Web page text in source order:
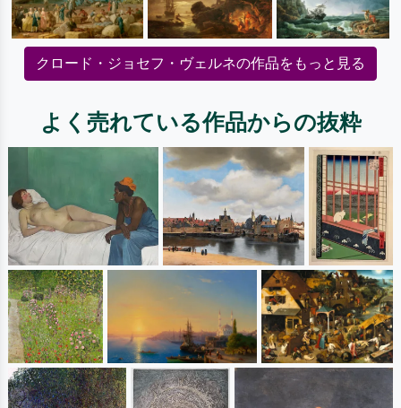
クロード・ジョセフ・ヴェルネの作品をもっと見る
よく売れている作品からの抜粋